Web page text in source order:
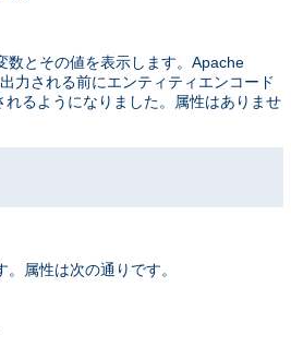
数とその値を表示します。Apache
力される前にエンティティエンコード
れるようになりました。属性はありませ
属性は次の通りです。